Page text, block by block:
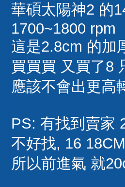
華碩太陽神2 的
1700~1800 rpm
這是2.8cm 的加
買買買 又買了8
應該不會出更高
PS: 有找到賣家
不好找, 16
所以前進氣 就